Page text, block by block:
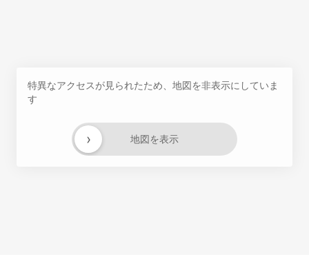
特異なアクセスが見られたため、地図を非表示にしていま
す
地図を表示
›